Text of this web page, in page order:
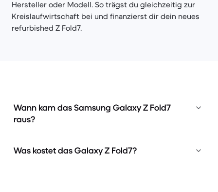
Hersteller oder Modell. So trägst du gleichzeitig zur
Kreislaufwirtschaft bei und finanzierst dir dein neues
refurbished Z Fold7.
Wann kam das Samsung Galaxy Z Fold7
raus?
Was kostet das Galaxy Z Fold7?